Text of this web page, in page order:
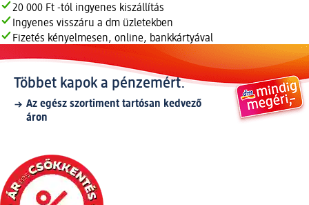
20 000 Ft -tól ingyenes kiszállítás
Ingyenes visszáru a dm üzletekben
Fizetés kényelmesen, online, bankkártyával
Többet kapok a pénzemért.
Az egész szortiment tartósan kedvező
áron